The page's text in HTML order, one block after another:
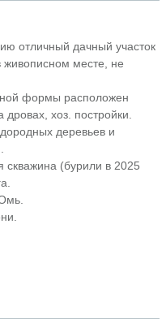
отличный дачный участок
месте, не
формы расположен
хоз. постройки.
деревьев и
скважина (бурили в 2025